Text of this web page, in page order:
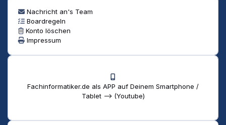
Nachricht an's Team
Boardregeln
Konto löschen
Impressum
Fachinformatiker.de als APP auf Deinem Smartphone /
Tablet --> (Youtube)